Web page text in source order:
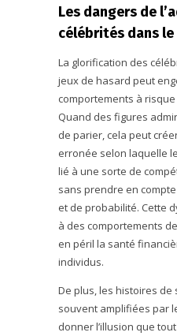
Les dangers de
célébrités dans
La glorification des
jeux de hasard peut
comportements à
Quand des figures
de parier, cela peut
erronée selon laquelle
lié à une sorte de
sans prendre en
et de probabilité. Cette
à des comportements
en péril la santé
individus.
De plus, les histoires de
souvent amplifiées par
donner l’illusion que